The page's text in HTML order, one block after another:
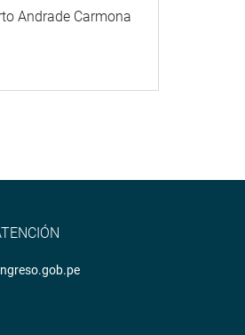
Andrade Carmona